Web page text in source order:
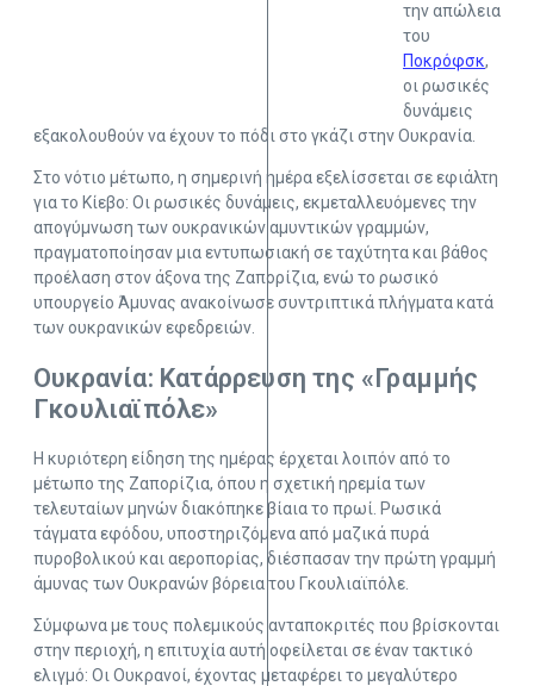
την απώλεια
του
Ποκρόφσκ,
οι ρωσικές
δυνάμεις
εξακολουθούν να έχουν το πόδι στο γκάζι στην Ουκρανία.
Στο νότιο μέτωπο, η σημερινή ημέρα εξελίσσεται σε εφιάλτη
για το Κίεβο: Οι ρωσικές δυνάμεις, εκμεταλλευόμενες την
απογύμνωση των ουκρανικών αμυντικών γραμμών,
πραγματοποίησαν μια εντυπωσιακή σε ταχύτητα και βάθος
προέλαση στον άξονα της Ζαπορίζια, ενώ το ρωσικό
υπουργείο Άμυνας ανακοίνωσε συντριπτικά πλήγματα κατά
των ουκρανικών εφεδρειών.
Ουκρανία: Κατάρρευση της «Γραμμής
Γκουλιαϊπόλε»
Η κυριότερη είδηση της ημέρας έρχεται λοιπόν από το
μέτωπο της Ζαπορίζια, όπου η σχετική ηρεμία των
τελευταίων μηνών διακόπηκε βίαια το πρωί. Ρωσικά
τάγματα εφόδου, υποστηριζόμενα από μαζικά πυρά
πυροβολικού και αεροπορίας, διέσπασαν την πρώτη γραμμή
άμυνας των Ουκρανών βόρεια του Γκουλιαϊπόλε.
Σύμφωνα με τους πολεμικούς ανταποκριτές που βρίσκονται
στην περιοχή, η επιτυχία αυτή οφείλεται σε έναν τακτικό
ελιγμό: Οι Ουκρανοί, έχοντας μεταφέρει το μεγαλύτερο